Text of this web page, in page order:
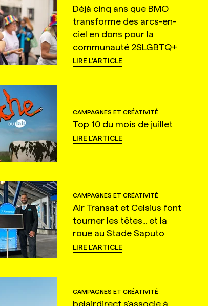
Déjà cinq ans que BMO
transforme des arcs-en-
ciel en dons pour la
communauté 2SLGBTQ+
LIRE L'ARTICLE
CAMPAGNES ET CRÉATIVITÉ
Top 10 du mois de juillet
LIRE L'ARTICLE
CAMPAGNES ET CRÉATIVITÉ
Air Transat et Celsius font
tourner les têtes... et la
roue au Stade Saputo
LIRE L'ARTICLE
CAMPAGNES ET CRÉATIVITÉ
belairdirect s'associe à